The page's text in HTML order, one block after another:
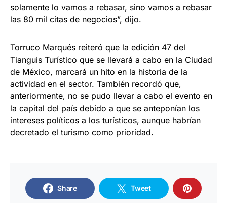
solamente lo vamos a rebasar, sino vamos a rebasar
las 80 mil citas de negocios”, dijo.
Torruco Marqués reiteró que la edición 47 del
Tianguis Turístico que se llevará a cabo en la Ciudad
de México, marcará un hito en la historia de la
actividad en el sector. También recordó que,
anteriormente, no se pudo llevar a cabo el evento en
la capital del país debido a que se anteponían los
intereses políticos a los turísticos, aunque habrían
decretado el turismo como prioridad.
Share Tweet